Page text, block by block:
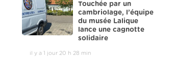
Touchée par un
cambriolage, l’équipe
du musée Lalique
lance une cagnotte
solidaire
il y a 1 jour 20 h 28 min